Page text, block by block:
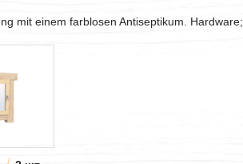
mit einem farblosen Antiseptikum. Hardware;